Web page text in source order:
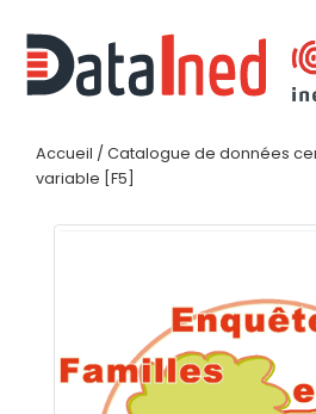
Accueil / Catalogue de données
variable [F5]